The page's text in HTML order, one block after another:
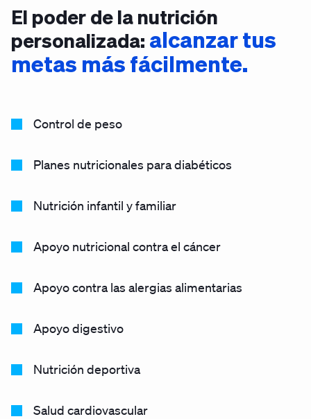
El poder de la nutrición
personalizada: alcanzar tus
metas más fácilmente.
Control de peso
Planes nutricionales para diabéticos
Nutrición infantil y familiar
Apoyo nutricional contra el cáncer
Apoyo contra las alergias alimentarias
Apoyo digestivo
Nutrición deportiva
Salud cardiovascular